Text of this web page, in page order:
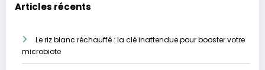
Articles récents
Le riz blanc réchauffé : la clé inattendue pour booster votre
microbiote